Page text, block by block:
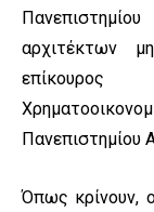
αρχιτέκτων
επίκουρος
Πανεπιστημίου
Όπως κρίνουν,